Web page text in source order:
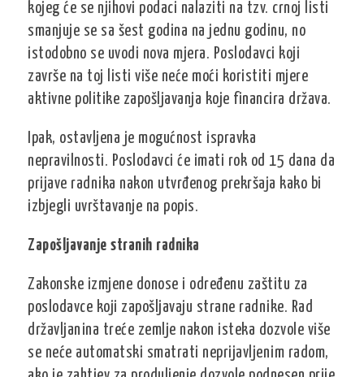
kojeg će se njihovi podaci nalaziti na tzv. crnoj listi
smanjuje se sa šest godina na jednu godinu, no
istodobno se uvodi nova mjera. Poslodavci koji
završe na toj listi više neće moći koristiti mjere
aktivne politike zapošljavanja koje financira država.
Ipak, ostavljena je mogućnost ispravka
nepravilnosti. Poslodavci će imati rok od 15 dana da
prijave radnika nakon utvrđenog prekršaja kako bi
izbjegli uvrštavanje na popis.
Zapošljavanje stranih radnika
Zakonske izmjene donose i određenu zaštitu za
poslodavce koji zapošljavaju strane radnike. Rad
državljanina treće zemlje nakon isteka dozvole više
se neće automatski smatrati neprijavljenim radom,